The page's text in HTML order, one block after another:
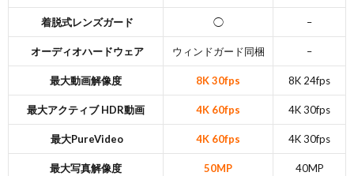
着脱式レンズガード ◯ –
オーディオハードウェア ウィンドガード同梱 –
最大動画解像度 8K 30fps 8K 24fps
最大アクティブ HDR動画 4K 60fps 4K 30fps
最大PureVideo 4K 60fps 4K 30fps
最大写真解像度 50MP 40MP